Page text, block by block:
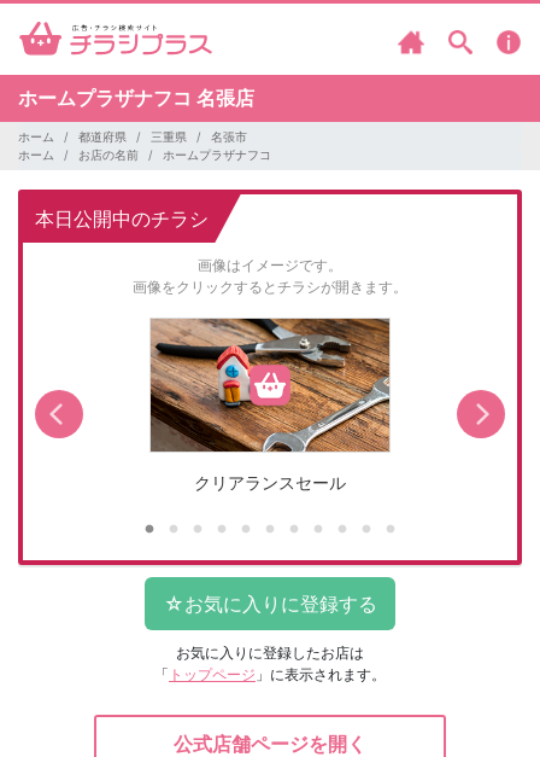
ホームプラザナフコ 名張店
ホーム 都道府県 三重県
名張市
ホーム
お店の名前 ホームプラザナフコ
本日公開中のチラシ
画像はイメージです。
画像をクリックするとチラシが開きます。
クリアランスセール
お気に入りに登録したお店は
「 トップページ 」に表示されます。
公式店舗ページを開く